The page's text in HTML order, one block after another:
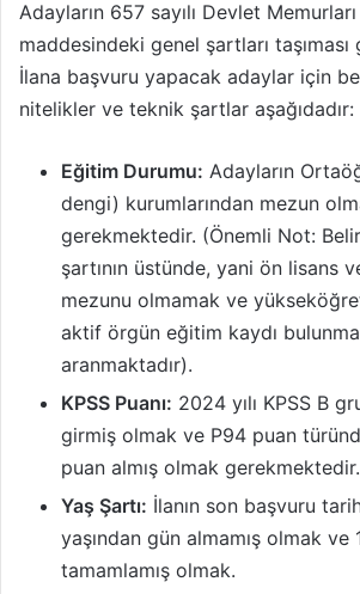
Adayların 657 sayılı Devlet
maddesindeki genel şartları
İlana başvuru yapacak adaylar için
nitelikler ve teknik şartlar aşağıdadır:
Eğitim Durumu: Adayların
dengi) kurumlarından mezun
gerekmektedir. (Önemli Not:
şartının üstünde, yani ön lisans
mezunu olmamak ve
aktif örgün eğitim kaydı
aranmaktadır).
KPSS Puanı: 2024 yılı KPSS B
girmiş olmak ve P94 puan
puan almış olmak gerekmektedir.
Yaş Şartı: İlanın son başvuru
yaşından gün almamış olmak ve
tamamlamış olmak.